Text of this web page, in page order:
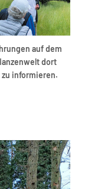
auf dem
dort
informieren.